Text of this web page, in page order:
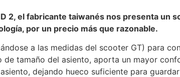
2, el fabricante taiwanés nos presenta un
por un precio más que razonable.
a las medidas del scooter GT) para
de tamaño del asiento, aporta un mayor
dejando hueco suficiente para